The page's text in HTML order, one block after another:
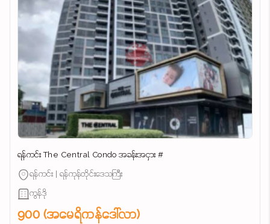
ရန်ကင်း The Central Condo အခန်းအငှား #
ရန်ကင်း | ရန်ကုန်တိုင်းဒေသကြီး
ကွန်ဒို
900 (အမေရိကန်ဒေါ်လာ)